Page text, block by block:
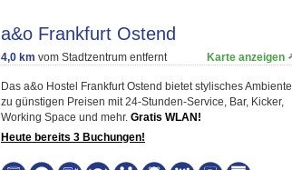
a&o Frankfurt Ostend
4,0 km vom Stadtzentrum entfernt Karte anzeigen
Das a&o Hostel Frankfurt Ostend bietet stylisches Ambiente
zu günstigen Preisen mit 24-Stunden-Service, Bar, Kicker,
Working Space und mehr. Gratis WLAN!
Heute bereits 3 Buchungen!